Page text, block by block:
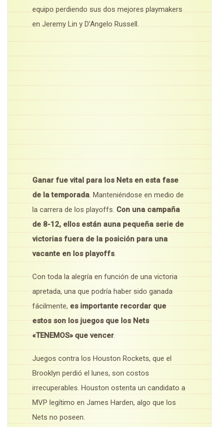
equipo perdiendo sus dos mejores playmakers
en Jeremy Lin y D’Angelo Russell.
Ganar fue vital para los Nets en esta fase
de la temporada. Manteniéndose en medio de
la carrera de los playoffs. Con una campaña
de 8-12, ellos están auna pequeña serie de
victorias fuera de la posición para una
vacante en los playoffs.
Con toda la alegría en función de una victoria
apretada, una que podría haber sido ganada
fácilmente, es importante recordar que
estos son los juegos que los Nets
«TENEMOS» que vencer.
Juegos contra los Houston Rockets, que el
Brooklyn perdió el lunes, son costos
irrecuperables. Houston ostenta un candidato a
MVP legítimo en James Harden, algo que los
Nets no poseen.